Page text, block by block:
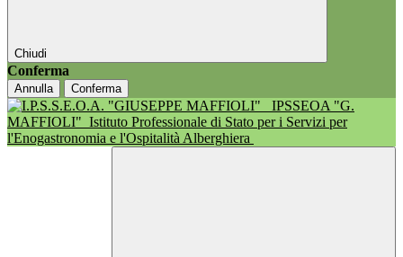
Chiudi
Conferma
Annulla Conferma
IPSSEOA "G.
MAFFIOLI" Istituto Professionale di Stato per i Servizi per
l'Enogastronomia e l'Ospitalità Alberghiera